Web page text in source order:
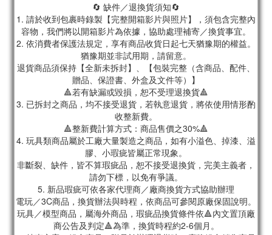
🔄 缺件／退換貨須知🔄
1. 請於收到包裹時錄製【完整開箱影片與照片】，須包含完整內
容物，我們將以開箱影片為依據，協助處理補寄／換貨事宜。
2. 依消費者保護法規定，享有商品收貨日起七天猶豫期的權益。
猶豫期並非試用期，請留意。
退貨商品須保持【全新未拆封】、【包裝完整（含商品、配件、
贈品、保證書、外盒及文件等）】
🔺若有缺漏或毀損，恕不受理退換貨🔺
3. 已拆封之商品，均不接受退貨，若執意退貨，將依使用情形酌
收整新費。
🔺整新費計算方式：商品售價之30%🔺
4. 玩具類商品屬於工廠大量製造之商品，如有小溢色、掉漆、溢
膠、小瑕疵皆屬正常現象。
非斷裂、缺件，皆不算瑕疵品，恕不接受退換貨，完美主義者，
請勿下標，以免有爭議。
5. 新品瑕疵可依各家代理商／廠商換貨方式協助辦理
電玩／3C商品，換貨辦法與時程，依商品可參閱原廠保固說明。
玩具／模型商品，屬海外商品，瑕疵品換貨條件依🔺內文置頂廠
商公告及判定🔺為準，換貨時程約2-6個月。